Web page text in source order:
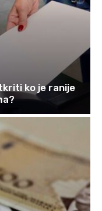
ko je ranije